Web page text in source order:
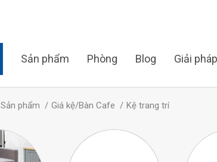
Sản phẩm Phòng Blog Giải pháp
Sản phẩm Giá kệ/Bàn Cafe Kệ trang trí